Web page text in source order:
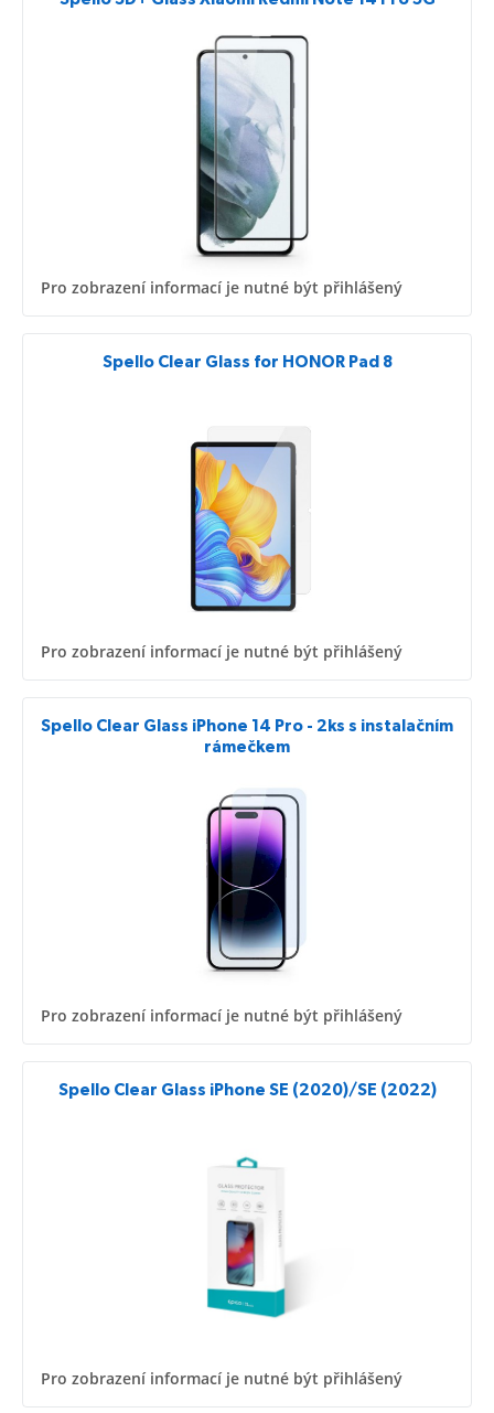
Pro zobrazení informací je nutné být přihlášený
Spello Clear Glass for HONOR Pad 8
Pro zobrazení informací je nutné být přihlášený
Spello Clear Glass iPhone 14 Pro - 2ks s instalačním
rámečkem
Pro zobrazení informací je nutné být přihlášený
Spello Clear Glass iPhone SE (2020)/SE (2022)
Pro zobrazení informací je nutné být přihlášený